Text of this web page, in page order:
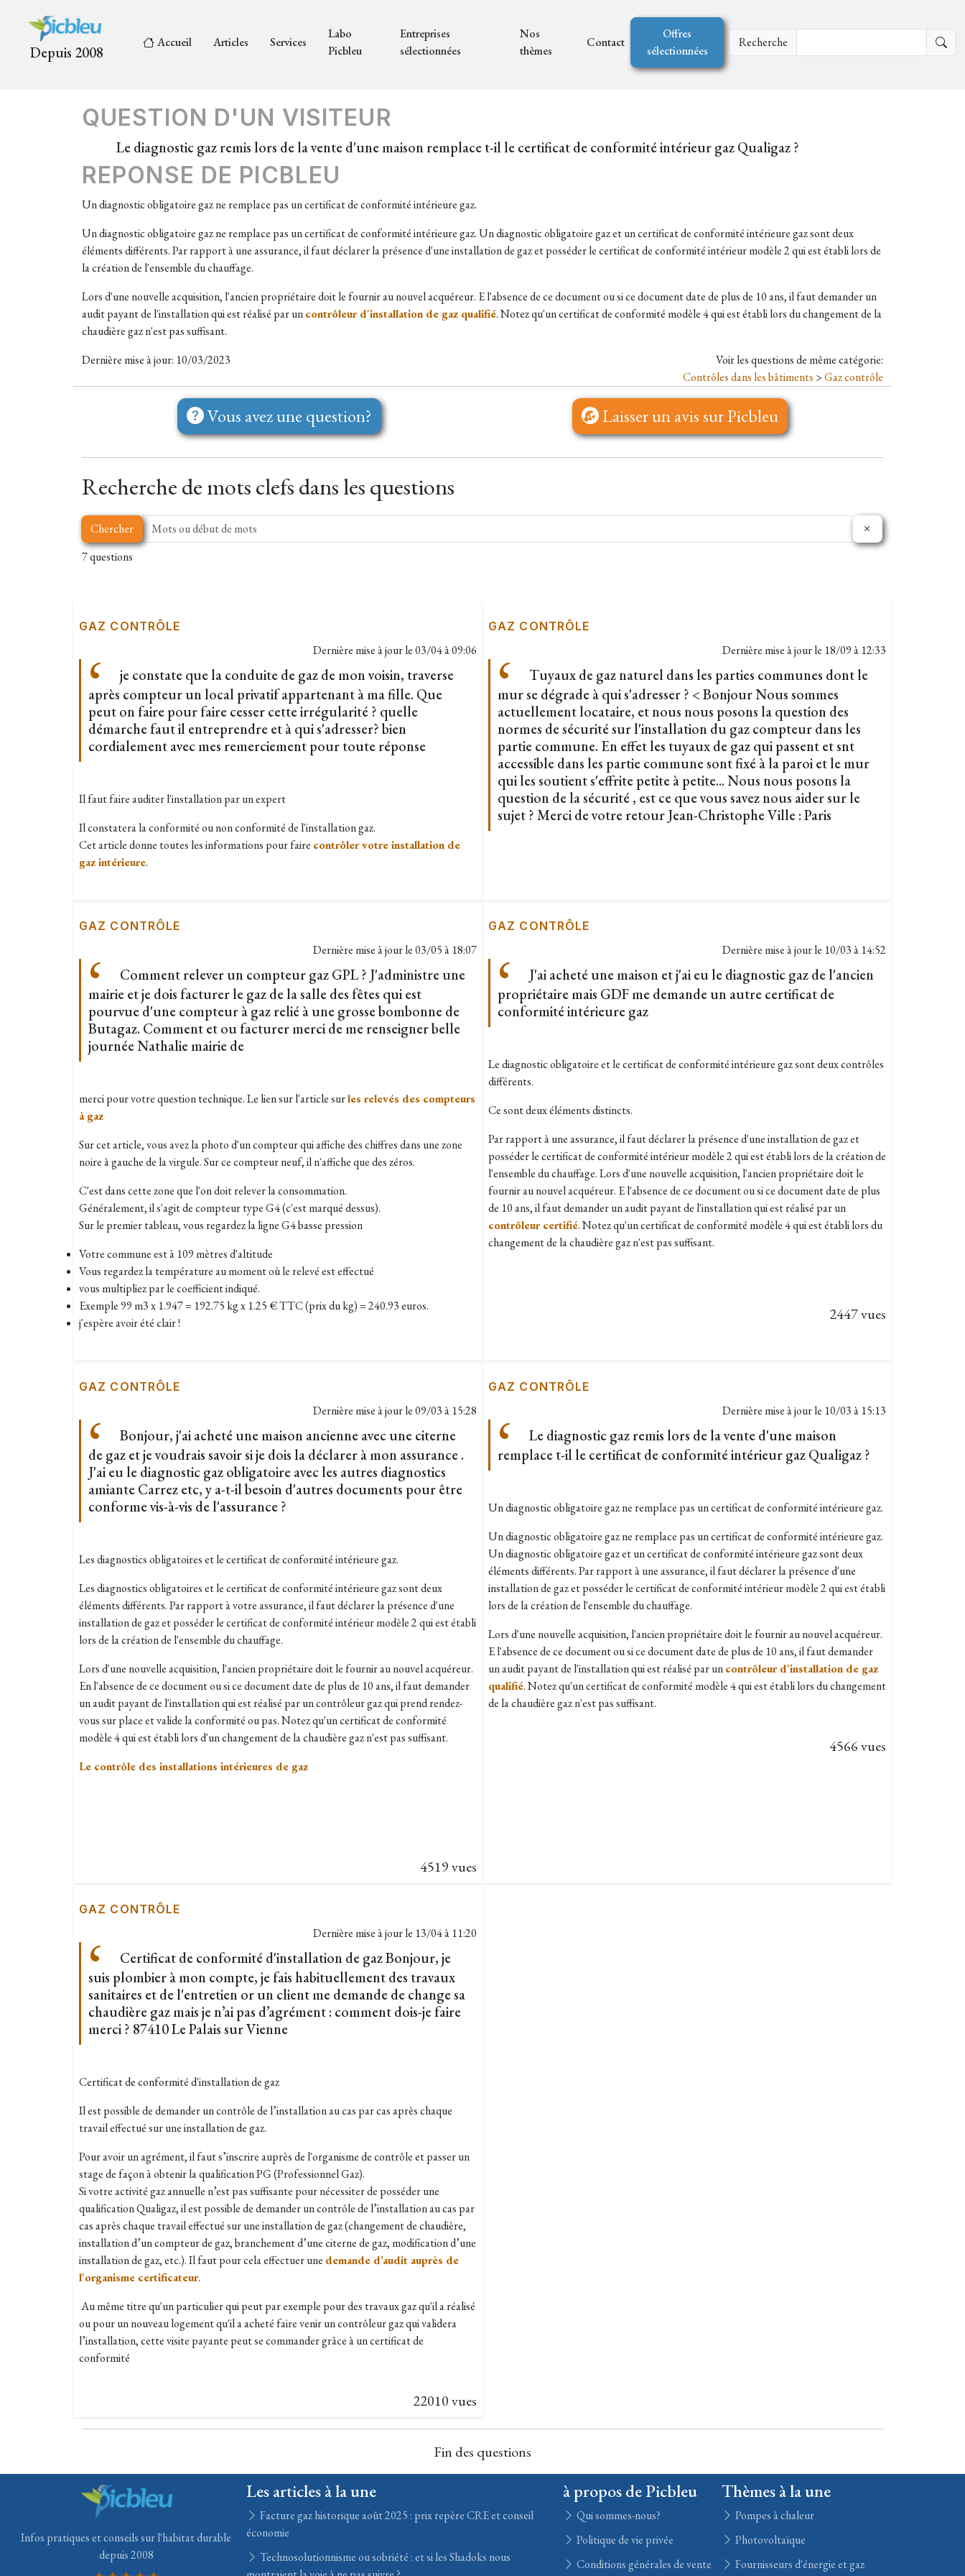
Depuis 2008
Accueil Articles Services
Labo
Picbleu
Entreprises
sélectionnées
Nos
thèmes
Contact
Offres
sélectionnées
Recherche
QUESTION D'UN VISITEUR
Le diagnostic gaz remis lors de la vente d'une maison remplace t-il le certificat de conformité intérieur gaz Qualigaz ?
REPONSE DE PICBLEU
Un diagnostic obligatoire gaz ne remplace pas un certificat de conformité intérieure gaz.
Un diagnostic obligatoire gaz ne remplace pas un certificat de conformité intérieure gaz. Un diagnostic obligatoire gaz et un certificat de conformité intérieure gaz sont deux
éléments différents. Par rapport à une assurance, il faut déclarer la présence d'une installation de gaz et posséder le certificat de conformité intérieur modèle 2 qui est établi lors de
la création de l'ensemble du chauffage.
Lors d'une nouvelle acquisition, l'ancien propriétaire doit le fournir au nouvel acquéreur. E l'absence de ce document ou si ce document date de plus de 10 ans, il faut demander un
audit payant de l'installation qui est réalisé par uncontrôleur d'installation de gaz qualifié. Notez qu'un certificat de conformité modèle 4 qui est établi lors du changement de la
chaudière gaz n'est pas suffisant.
Dernière mise à jour: 10/03/2023
Voir les questions de même catégorie:
Contrôles dans les bâtiments >Gaz contrôle
Vous avez une question? Laisser un avis sur Picbleu
Recherche de mots clefs dans les questions
Chercher
7 questions
GAZ CONTRÔLE
Dernière mise à jour le03/04 à 09:06
je constate que la conduite de gaz de mon voisin, traverse
après compteur un local privatif appartenant à ma fille. Que
peut on faire pour faire cesser cette irrégularité ? quelle
démarche faut il entreprendre et à qui s'adresser? bien
cordialement avec mes remerciement pour toute réponse
Il faut faire auditer l'installation par un expert
Il constatera la conformité ou non conformité de l'installation gaz.
Cet article donne toutes les informations pour faire contrôler votre installation de
gaz intérieure.
GAZ CONTRÔLE
Dernière mise à jour le 18/09 à 12:33
Tuyaux de gaz naturel dans les parties communes dont le
mur se dégrade à qui s'adresser ? < Bonjour Nous sommes
actuellement locataire, et nous nous posons la question des
normes de sécurité sur l'installation du gaz compteur dans les
partie commune. En effet les tuyaux de gaz qui passent et snt
accessible dans les partie commune sont fixé à la paroi et le mur
qui les soutient s'effrite petite à petite... Nous nous posons la
question de la sécurité , est ce que vous savez nous aider sur le
sujet ? Merci de votre retour Jean-Christophe Ville : Paris
GAZ CONTRÔLE
Dernière mise à jour le03/05 à 18:07
Comment relever un compteur gaz GPL ? J'administre une
mairie et je dois facturer le gaz de la salle des fêtes qui est
pourvue d'une compteur à gaz relié à une grosse bombonne de
Butagaz. Comment et ou facturer merci de me renseigner belle
journée Nathalie mairie de
merci pour votre question technique. Le lien sur l'article surles relevés des compteurs
à gaz
Sur cet article, vous avez la photo d'un compteur qui affiche des chiffres dans une zone
noire à gauche de la virgule. Sur ce compteur neuf, il n'affiche que des zéros.
C'est dans cette zone que l'on doit relever la consommation.
Généralement, il s'agit de compteur type G4 (c'est marqué dessus).
Sur le premier tableau, vous regardez la ligne G4 basse pression
Votre commune est à 109 mètres d'altitude
Vous regardez la température au moment où le relevé est effectué
vous multipliez par le coefficient indiqué.
Exemple 99 m3 x 1.947 = 192.75 kg x 1.25 € TTC (prix du kg) = 240.93 euros.
j'espère avoir été clair !
GAZ CONTRÔLE
Dernière mise à jour le 10/03 à 14:52
J'ai acheté une maison et j'ai eu le diagnostic gaz de l'ancien
propriétaire mais GDF me demande un autre certificat de
conformité intérieure gaz
Le diagnostic obligatoire et le certificat de conformité intérieure gaz sont deux contrôles
différents.
Ce sont deux éléments distincts.
Par rapport à une assurance, il faut déclarer la présence d'une installation de gaz et
posséder le certificat de conformité intérieur modèle 2 qui est établi lors de la création de
l'ensemble du chauffage. Lors d'une nouvelle acquisition, l'ancien propriétaire doit le
fournir au nouvel acquéreur. E l'absence de ce document ou si ce document date de plus
de 10 ans, il faut demander un audit payant de l'installation qui est réalisé par un
contrôleur certifié. Notez qu'un certificat de conformité modèle 4 qui est établi lors du
changement de la chaudière gaz n'est pas suffisant.
2447 vues
GAZ CONTRÔLE
Dernière mise à jour le09/03 à 15:28
Bonjour, j'ai acheté une maison ancienne avec une citerne
de gaz et je voudrais savoir si je dois la déclarer à mon assurance .
J'ai eu le diagnostic gaz obligatoire avec les autres diagnostics
amiante Carrez etc, y a-t-il besoin d'autres documents pour être
conforme vis-à-vis de l'assurance ?
Les diagnostics obligatoires et le certificat de conformité intérieure gaz.
Les diagnostics obligatoires et le certificat de conformité intérieure gaz sont deux
éléments différents. Par rapport à votre assurance, il faut déclarer la présence d'une
installation de gaz et posséder le certificat de conformité intérieur modèle 2 qui est établi
lors de la création de l'ensemble du chauffage.
Lors d'une nouvelle acquisition, l'ancien propriétaire doit le fournir au nouvel acquéreur.
En l'absence de ce document ou si ce document date de plus de 10 ans, il faut demander
un audit payant de l'installation qui est réalisé par un contrôleur gaz qui prend rendez-
vous sur place et valide la conformité ou pas. Notez qu'un certificat de conformité
modèle 4 qui est établi lors d'un changement de la chaudière gaz n'est pas suffisant.
Le contrôle des installations intérieures de gaz
4519 vues
GAZ CONTRÔLE
Dernière mise à jour le 10/03 à 15:13
Le diagnostic gaz remis lors de la vente d'une maison
remplace t-il le certificat de conformité intérieur gaz Qualigaz ?
Un diagnostic obligatoire gaz ne remplace pas un certificat de conformité intérieure gaz.
Un diagnostic obligatoire gaz ne remplace pas un certificat de conformité intérieure gaz.
Un diagnostic obligatoire gaz et un certificat de conformité intérieure gaz sont deux
éléments différents. Par rapport à une assurance, il faut déclarer la présence d'une
installation de gaz et posséder le certificat de conformité intérieur modèle 2 qui est établi
lors de la création de l'ensemble du chauffage.
Lors d'une nouvelle acquisition, l'ancien propriétaire doit le fournir au nouvel acquéreur.
E l'absence de ce document ou si ce document date de plus de 10 ans, il faut demander
un audit payant de l'installation qui est réalisé par uncontrôleur d'installation de gaz
qualifié. Notez qu'un certificat de conformité modèle 4 qui est établi lors du changement
de la chaudière gaz n'est pas suffisant.
4566 vues
GAZ CONTRÔLE
Dernière mise à jour le 13/04 à 11:20
Certificat de conformité d'installation de gaz Bonjour, je
suis plombier à mon compte, je fais habituellement des travaux
sanitaires et de l'entretien or un client me demande de change sa
chaudière gaz mais je n’ai pas d’agrément : comment dois-je faire
merci ? 87410 Le Palais sur Vienne
Certificat de conformité d'installation de gaz
Il est possible de demander un contrôle de l’installation au cas par cas après chaque
travail effectué sur une installation de gaz.
Pour avoir un agrément, il faut s’inscrire auprès de l'organisme de contrôle et passer un
stage de façon à obtenir la qualification PG (Professionnel Gaz).
Si votre activité gaz annuelle n’est pas suffisante pour nécessiter de posséder une
qualification Qualigaz, il est possible de demander un contrôle de l’installation au cas par
cas après chaque travail effectué sur une installation de gaz (changement de chaudière,
installation d’un compteur de gaz, branchement d’une citerne de gaz, modification d’une
installation de gaz, etc.). Il faut pour cela effectuer une demande d’audit auprès de
l'organisme certificateur.
Au même titre qu'un particulier qui peut par exemple pour des travaux gaz qu'il a réalisé
ou pour un nouveau logement qu'il a acheté faire venir un contrôleur gaz qui validera
l’installation, cette visite payante peut se commander grâce à un certificat de
conformité
22010 vues
Fin des questions
Infos pratiques et conseils sur l'habitat durable
depuis 2008
Les articles à la une
Facture gaz historique août 2025 : prix repère CRE et conseil
économie
Technosolutionnisme ou sobriété : et si les Shadoks nous
à propos de Picbleu
Qui sommes-nous?
Politique de vie privée
Conditions générales de vente
Thèmes à la une
Pompes à chaleur
Photovoltaïque
Fournisseurs d'énergie et gaz